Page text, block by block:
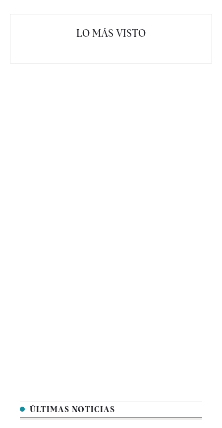
LO MÁS VISTO
ÚLTIMAS NOTICIAS